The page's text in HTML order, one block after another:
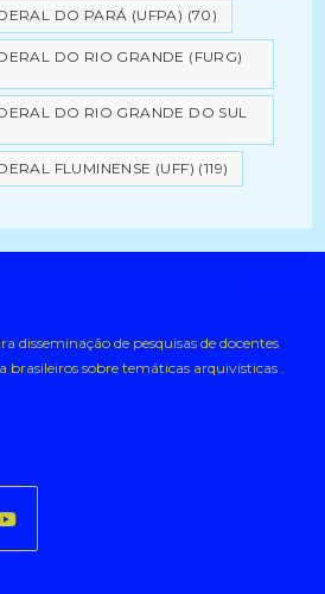
DO PARÁ (UFPA) (70)
DO RIO GRANDE (FURG)
DO RIO GRANDE DO SUL
FLUMINENSE (UFF) (119)
disseminação de pesquisas de docentes
brasileiros sobre temáticas arquivísticas .